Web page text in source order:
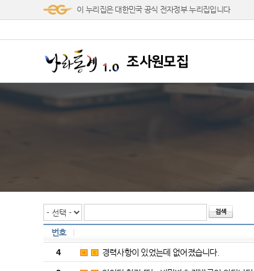
이 누리집은 대한민국 공식 전자정부 누리집입니다
조사원모집
번호
4 경력사항이 있었는데 없어졌습니다.